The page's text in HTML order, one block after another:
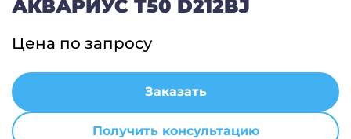
АКВАРИУС T50 D212BJ
Цена по запросу
Заказать
Получить консультацию